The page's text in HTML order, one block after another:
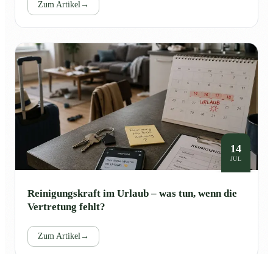
Zum Artikel →
14
JUL
Reinigungskraft im Urlaub – was tun, wenn die
Vertretung fehlt?
Zum Artikel →